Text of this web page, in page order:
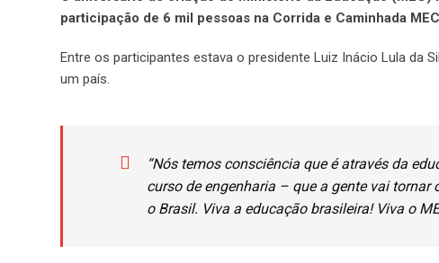
participação de 6 mil pessoas na Corrida e Caminhada
Entre os participantes estava o presidente Luiz Inácio Lula da
um país.
“Nós temos consciência que é através da
curso de engenharia – que a gente vai
o Brasil. Viva a educação brasileira! Viva o